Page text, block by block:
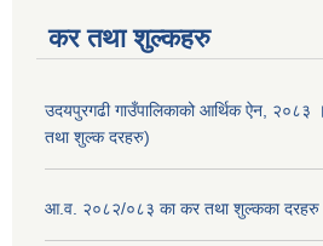
कर तथा शुल्कहरु
उदयपुरगढी गाउँपालिकाको आर्थिक ऐन,
तथा शुल्क दरहरु)
आ.व. २०८२/०८३ का कर तथा शुल्कका दरहरु